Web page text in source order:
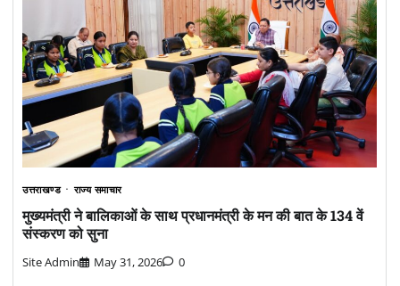
उत्तराखण्ड राज्य समाचार
मुख्यमंत्री ने बालिकाओं के साथ प्रधानमंत्री के मन की बात के 134 वें
संस्करण को सुना
Site Admin May 31, 2026 0